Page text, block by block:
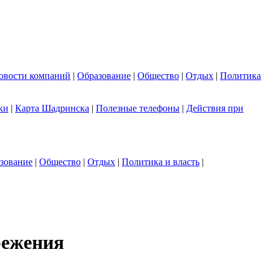
компаний | Образование | Общество | Отдых | Политика
| Карта Шадринска | Полезные телефоны | Действия при
| Общество | Отдых | Политика и власть |